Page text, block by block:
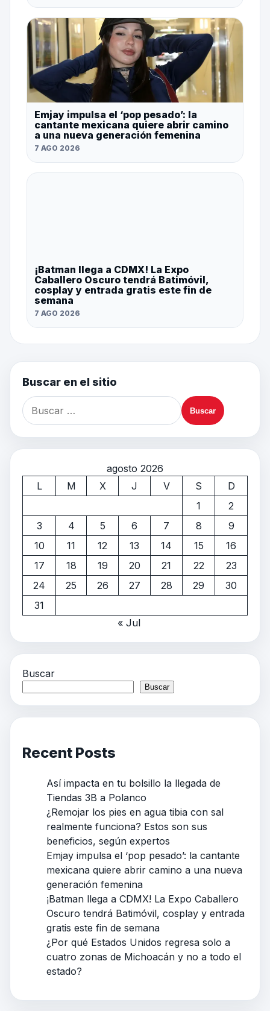
Emjay impulsa el ‘pop pesado’: la
cantante mexicana quiere abrir camino
a una nueva generación femenina
7 AGO 2026
¡Batman llega a CDMX! La Expo
Caballero Oscuro tendrá Batimóvil,
cosplay y entrada gratis este fin de
semana
7 AGO 2026
Buscar en el sitio
agosto 2026
L
M X J V S
D
1
2
3
4 5 6 7 8
9
10
11 12 13 14 15
16
17
18 19 20 21 22
23
24
25 26 27 28 29
30
31
« Jul
Buscar
Buscar
Recent Posts
Así impacta en tu bolsillo la llegada de
Tiendas 3B a Polanco
¿Remojar los pies en agua tibia con sal
realmente funciona? Estos son sus
beneficios, según expertos
Emjay impulsa el ‘pop pesado’: la cantante
mexicana quiere abrir camino a una nueva
generación femenina
¡Batman llega a CDMX! La Expo Caballero
Oscuro tendrá Batimóvil, cosplay y entrada
gratis este fin de semana
¿Por qué Estados Unidos regresa solo a
cuatro zonas de Michoacán y no a todo el
estado?